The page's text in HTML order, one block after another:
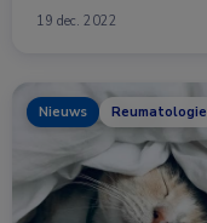
19 dec. 2022
Nieuws Reumatologie